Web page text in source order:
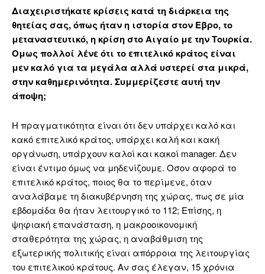
Διαχειριστήκατε κρίσεις κατά τη διάρκεια της
θητείας σας, όπως ήταν η ιστορία στον Εβρο, το
μεταναστευτικό, η κρίση στο Αιγαίο με την Τουρκία.
Ομως πολλοί λένε ότι το επιτελικό κράτος είναι
μεν καλό για τα μεγάλα αλλά υστερεί στα μικρά,
στην καθημερινότητα. Συμμερίζεστε αυτή την
άποψη;
Η πραγματικότητα είναι ότι δεν υπάρχει καλό και
κακό επιτελικό κράτος, υπάρχει καλή και κακή
οργάνωση, υπάρχουν καλοί και κακοί manager. Δεν
είναι έντιμο όμως να μηδενίζουμε. Οσον αφορά το
επιτελικό κράτος, ποιος θα το περίμενε, όταν
αναλάβαμε τη διακυβέρνηση της χώρας, πως σε μία
εβδομάδα θα ήταν λειτουργικό το 112; Επίσης, η
ψηφιακή επανάσταση, η μακροοικονομική
σταθερότητα της χώρας, η αναβάθμιση της
εξωτερικής πολιτικής είναι απόρροια της λειτουργίας
του επιτελικού κράτους. Αν σας έλεγαν, 15 χρόνια